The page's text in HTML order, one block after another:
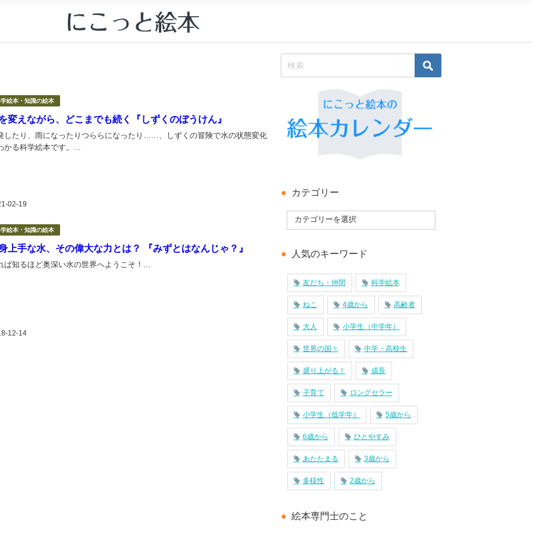
学絵本・知識の絵本
変えながら、どこまでも続く『しずくのぼうけん』
02-19
したり、雨になったりつららになったり……、しずくの冒険で水の状態変化
かる科学絵本です。...
学絵本・知識の絵本
上手な水、その偉大な力とは？ 『みずとはなんじゃ？』
12-14
ば知るほど奥深い水の世界へようこそ！...
カテゴリー
人気のキーワード
友だち・仲間 科学絵本
ねこ 4歳から 高齢者
大人 小学生（中学年）
世界の国々 中学・高校生
盛り上がる！ 成長
子育て ロングセラー
小学生（低学年） 5歳から
6歳から ひとやすみ
あたたまる 3歳から
多様性 2歳から
絵本専門士のこと